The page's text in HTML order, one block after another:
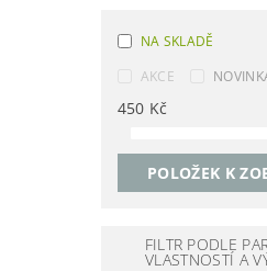
PODMÍNKY
NA SKLADĚ
AKCE
450 Kč
POLOŽEK K
FILTR PODLE
VLASTNOSTÍ A